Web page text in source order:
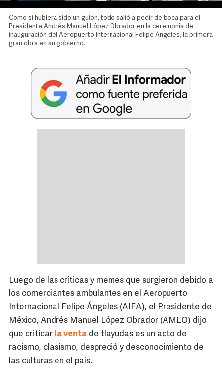
Como si hubiera sido un guion, todo salió a pedir de boca para el
Presidente Andrés Manuel López Obrador en la ceremonia de
inauguración del Aeropuerto Internacional Felipe Ángeles, la primera
gran obra en su gobierno.
Luego de las críticas y memes que surgieron debido a
los comerciantes ambulantes en el Aeropuerto
Internacional Felipe Ángeles (AIFA), el Presidente de
México, Andrés Manuel López Obrador (AMLO) dijo
que criticar la venta de tlayudas es un acto de
racismo, clasismo, despreció y desconocimiento de
las culturas en el país.